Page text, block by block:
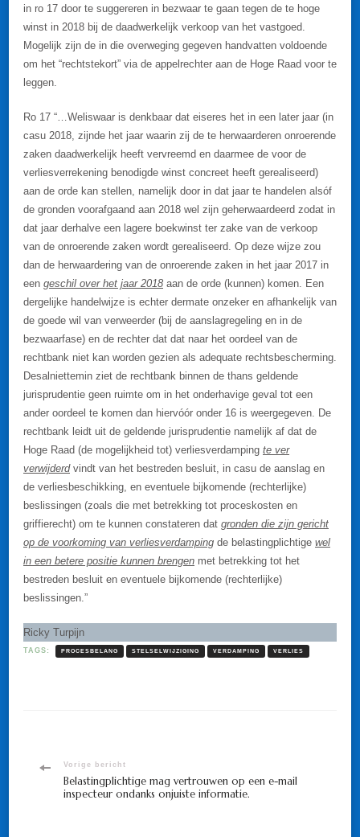
in ro 17 door te suggereren in bezwaar te gaan tegen de te hoge
winst in 2018 bij de daadwerkelijk verkoop van het vastgoed.
Mogelijk zijn de in die overweging gegeven handvatten voldoende
om het “rechtstekort” via de appelrechter aan de Hoge Raad voor te
leggen.
Ro 17 “…Weliswaar is denkbaar dat eiseres het in een later jaar (in
casu 2018, zijnde het jaar waarin zij de te herwaarderen onroerende
zaken daadwerkelijk heeft vervreemd en daarmee de voor de
verliesverrekening benodigde winst concreet heeft gerealiseerd)
aan de orde kan stellen, namelijk door in dat jaar te handelen alsóf
de gronden voorafgaand aan 2018 wel zijn geherwaardeerd zodat in
dat jaar derhalve een lagere boekwinst ter zake van de verkoop
van de onroerende zaken wordt gerealiseerd. Op deze wijze zou
dan de herwaardering van de onroerende zaken in het jaar 2017 in
een geschil over het jaar 2018 aan de orde (kunnen) komen. Een
dergelijke handelwijze is echter dermate onzeker en afhankelijk van
de goede wil van verweerder (bij de aanslagregeling en in de
bezwaarfase) en de rechter dat dat naar het oordeel van de
rechtbank niet kan worden gezien als adequate rechtsbescherming.
Desalniettemin ziet de rechtbank binnen de thans geldende
jurisprudentie geen ruimte om in het onderhavige geval tot een
ander oordeel te komen dan hiervóór onder 16 is weergegeven. De
rechtbank leidt uit de geldende jurisprudentie namelijk af dat de
Hoge Raad (de mogelijkheid tot) verliesverdamping te ver
verwijderdvindt van het bestreden besluit, in casu de aanslag en
de verliesbeschikking, en eventuele bijkomende (rechterlijke)
beslissingen (zoals die met betrekking tot proceskosten en
griffierecht) om te kunnen constateren dat gronden die zijn gericht
op de voorkoming van verliesverdamping de belastingplichtige wel
in een betere positie kunnen brengen met betrekking tot het
bestreden besluit en eventuele bijkomende (rechterlijke)
beslissingen.”
Ricky Turpijn
TAGS: PROCESBELANG STELSELWIJZIGING VERDAMPING VERLIES
Bericht
navigatie
Vorige bericht
Belastingplichtige mag vertrouwen op een e-mail
inspecteur ondanks onjuiste informatie.